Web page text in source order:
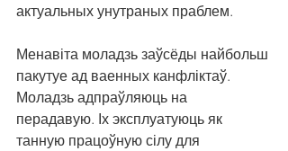
актуальных унутраных праблем.
Менавіта моладзь заўсёды найбольш
пакутуе ад ваенных канфліктаў.
Моладзь адпраўляюць на
перадавую. Іх эксплуатуюць як
танную працоўную сілу для